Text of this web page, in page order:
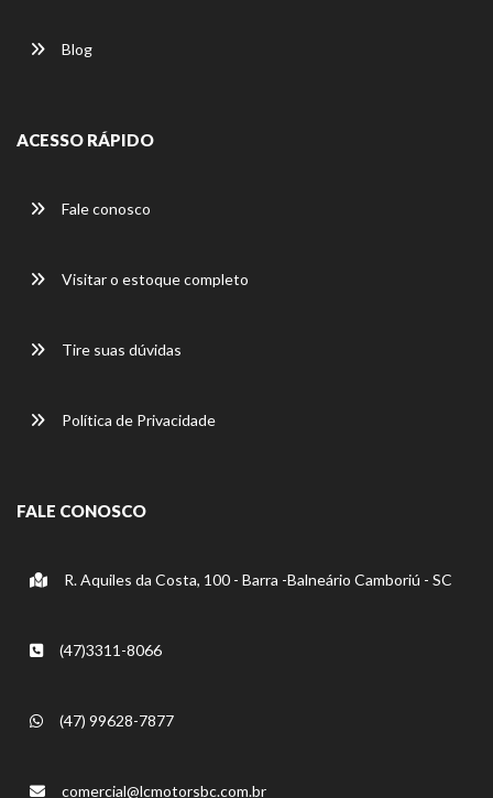
Blog
ACESSO RÁPIDO
Fale conosco
Visitar o estoque completo
Tire suas dúvidas
Política de Privacidade
FALE CONOSCO
R. Aquiles da Costa, 100 - Barra -Balneário Camboriú - SC
(47)3311-8066
(47) 99628-7877
comercial@lcmotorsbc.com.br